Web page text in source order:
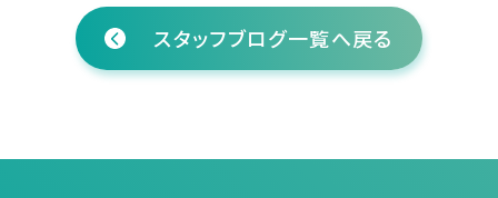
スタッフブログ一覧へ戻る